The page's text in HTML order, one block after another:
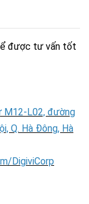
được tư vấn tốt
M12-L02, đường
Q. Hà Đông, Hà
DigiviCorp